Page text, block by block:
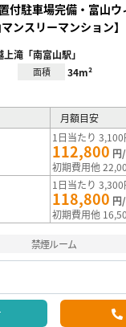
付駐車場完備・富山
ンスリーマンション】
滝「南富山駅」
面積 34m²
月額目安
1日当たり
112,800 円
初期費用他
1日当たり
118,800 円
初期費用他
禁煙ルーム